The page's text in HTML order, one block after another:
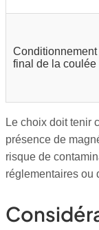
Conditionnement
final de la coulée
Le choix doit tenir
présence de
risque de
réglementaires ou